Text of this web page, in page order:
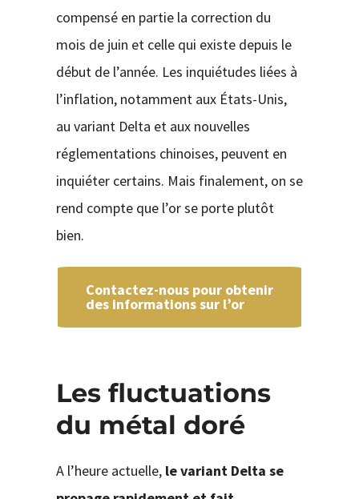
compensé en partie la correction du
mois de juin et celle qui existe depuis le
début de l’année. Les inquiétudes liées à
l’inflation, notamment aux États-Unis,
au variant Delta et aux nouvelles
réglementations chinoises, peuvent en
inquiéter certains. Mais finalement, on se
rend compte que l’or se porte plutôt
bien.
Contactez-nous pour obtenir
des informations sur l’or
Les fluctuations
du métal doré
A l’heure actuelle, le variant Delta se